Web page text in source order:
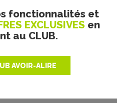
fonctionnalités et
EXCLUSIVES en
au CLUB.
AVOIR-ALIRE